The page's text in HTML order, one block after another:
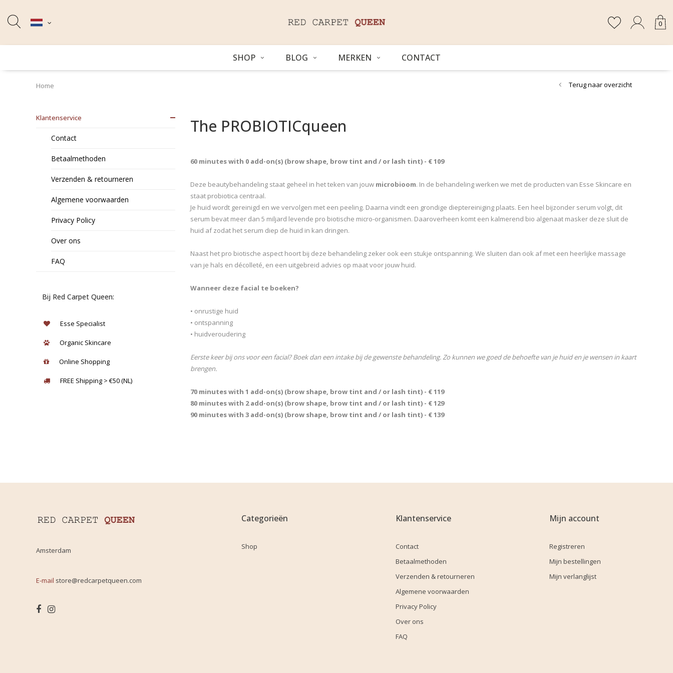
0
SHOP BLOG MERKEN CONTACT
Home Terug naar overzicht
Klantenservice
Contact
Betaalmethoden
Verzenden & retourneren
Algemene voorwaarden
Privacy Policy
Over ons
FAQ
Bij Red Carpet Queen:
Esse Specialist
Organic Skincare
Online Shopping
FREE Shipping > €50 (NL)
The PROBIOTICqueen
60 minuteswith 0 add-on(s) (brow shape, brow tint and / or lash tint) - € 109
Deze beautybehandeling staat geheel in het teken van jouw microbioom. In de behandeling werken we met de producten van Esse Skincare en
staat probiotica centraal.
Je huid wordt gereinigd en we vervolgen met een peeling. Daarna vindt een grondige dieptereiniging plaats. Een heel bijzonder serum volgt, dit
serum bevat meer dan 5 miljard levende pro biotische micro-organismen. Daaroverheen komt een kalmerend bio algenaat masker deze sluit de
huid af zodat het serum diep de huid in kan dringen.
Naast het pro biotische aspect hoort bij deze behandeling zeker ook een stukje ontspanning. We sluiten dan ook af met een heerlijke massage
van je hals en décolleté, en een uitgebreid advies op maat voor jouw huid.
Wanneer deze facial te boeken?
• onrustige huid
• ontspanning
• huidveroudering
Eerste keer bij ons voor een facial? Boek dan een intake bij de gewenste behandeling. Zo kunnen we goed de behoefte van je huid en je wensen in kaart
brengen.
70 minutes with 1 add-on(s) (brow shape, brow tint and / or lash tint) - € 119
80 minutes with 2 add-on(s) (brow shape, brow tint and / or lash tint) - € 129
90 minutes with 3 add-on(s) (brow shape, brow tint and / or lash tint) - € 139
Amsterdam
E-mail store@redcarpetqueen.com
Categorieën
Shop
Klantenservice
Contact
Betaalmethoden
Verzenden & retourneren
Algemene voorwaarden
Privacy Policy
Over ons
FAQ
Mijn account
Registreren
Mijn bestellingen
Mijn verlanglijst